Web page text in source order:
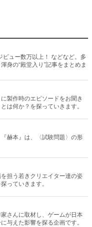
ュー数万以上！ などなど。多
身の“殿堂入り”記事をまとめま
製作時のエピソードをお聞き
は何か？を探っていきます。
赫本』は、〈試験問題〉の形
担う若きクリエイター達の姿
っていきます。
さんに取材し、ゲームが日本
与えた影響を探る企画です。